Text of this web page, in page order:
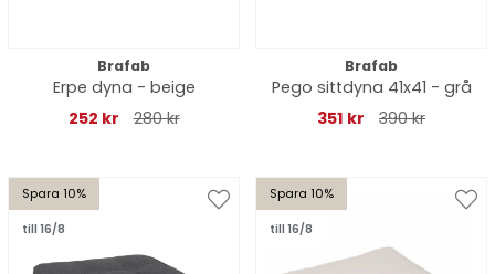
Brafab
Erpe dyna - beige
252 kr
280 kr
Brafab
Pego sittdyna 41x41 - grå
351 kr
390 kr
Spara 10%
till 16/8
Spara 10%
till 16/8